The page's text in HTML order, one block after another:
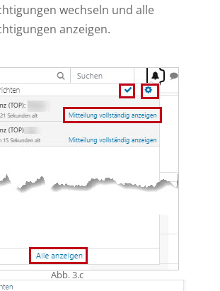
wechseln und alle
anzeigen.
Abb. 3.c